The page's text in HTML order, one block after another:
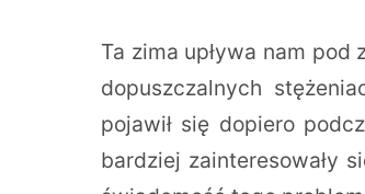
Ta zima upływa nam pod
dopuszczalnych
pojawił się dopiero
bardziej zainteresowały